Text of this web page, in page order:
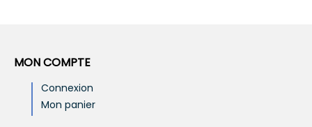
MON COMPTE
Connexion
Mon panier